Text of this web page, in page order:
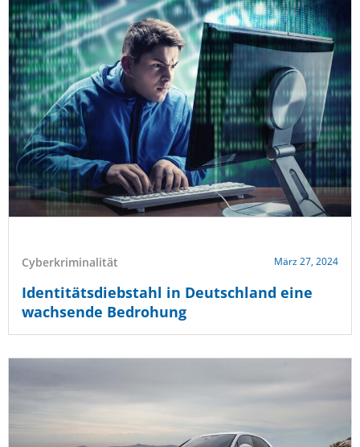
Cyberkriminalität März 27, 2024
Identitätsdiebstahl in Deutschland eine
wachsende Bedrohung